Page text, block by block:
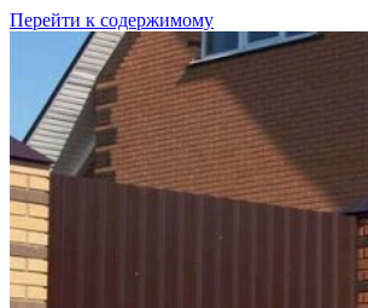
Перейти к содержимому